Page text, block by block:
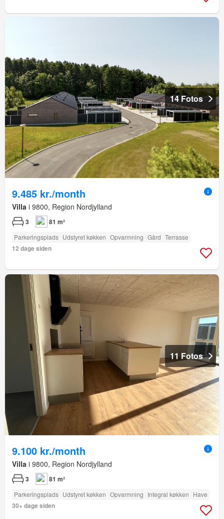
14 Fotos
9.485 kr./month
Villa i 9800, Region Nordjylland
3 81 m²
Parkeringsplads Udstyret køkken Opvarmning Gård Terrasse
12 dage siden
11 Fotos
9.100 kr./month
Villa i 9800, Region Nordjylland
3 81 m²
Parkeringsplads Udstyret køkken Opvarmning Integral køkken Have
30+ dage siden